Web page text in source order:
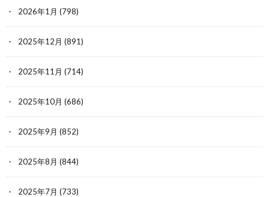
2026年1月 (798)
2025年12月 (891)
2025年11月 (714)
2025年10月 (686)
2025年9月 (852)
2025年8月 (844)
2025年7月 (733)